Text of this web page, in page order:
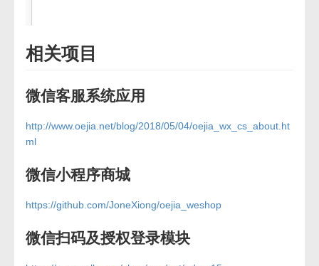
相关项目
微信客服系统应用
http://www.oejia.net/blog/2018/05/04/oejia_wx_cs_about.ht
ml
微信小程序商城
https://github.com/JoneXiong/oejia_weshop
微信扫码及授权登录模块